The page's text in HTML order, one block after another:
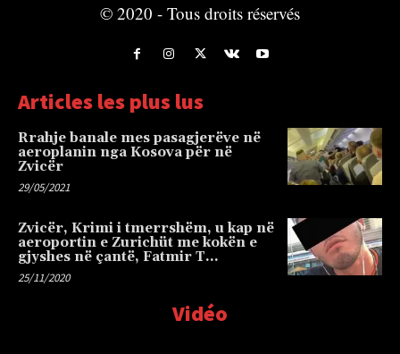
© 2020 - Tous droits réservés
Articles les plus lus
Rrahje banale mes pasagjerëve në
aeroplanin nga Kosova për në
Zvicër
29/05/2021
Zvicër, Krimi i tmerrshëm, u kap në
aeroportin e Zurichüt me kokën e
gjyshes në çantë, Fatmir T…
25/11/2020
Vidéo